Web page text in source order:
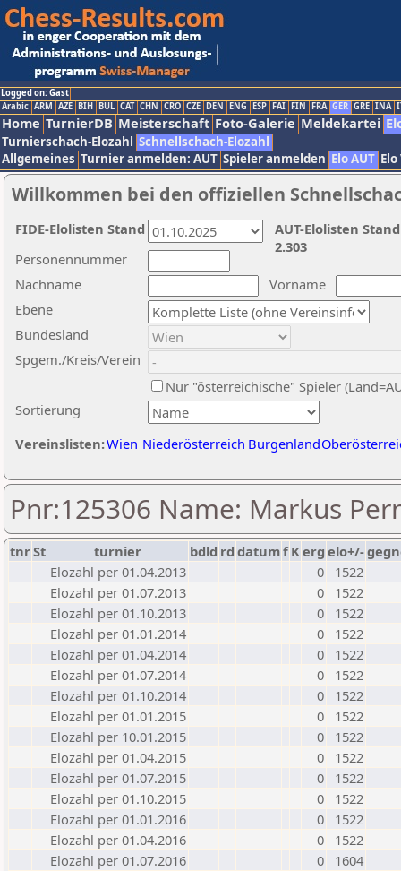
Logged on: Gast
Arabic ARM AZE BIH BUL CAT CHN CRO CZE DEN ENG ESP FAI FIN FRA GER GRE INA
Home TurnierDB Meisterschaft Foto-Galerie Meldekartei
Turnierschach-Elozahl Schnellschach-Elozahl
Allgemeines Turnier anmelden: AUT Spieler anmelden Elo AUT
Willkommen bei den offiziellen
Nachname
Vorname
Ebene
Sortierung
Personennummer
Bundesland
Spgem./Kreis/Verein
Nur "österreichische" Spieler
Vereinslisten:Wien Niederösterreich Burgenland
AUT-Elolisten
2.303
FIDE-Elolisten Stand
Pnr:125306 Name: Markus
tnrSt turnier bdld rd datumf Kerg elo+/-
Elozahl per 01.04.2013
0
1522
Elozahl per 01.07.2013
0
1522
Elozahl per 01.10.2013
0
1522
Elozahl per 01.01.2014
0
1522
Elozahl per 01.04.2014
0
1522
Elozahl per 01.07.2014
0
1522
Elozahl per 01.10.2014
0
1522
Elozahl per 01.01.2015
0
1522
Elozahl per 10.01.2015
0
1522
Elozahl per 01.04.2015
0
1522
Elozahl per 01.07.2015
0
1522
Elozahl per 01.10.2015
0
1522
Elozahl per 01.01.2016
0
1522
Elozahl per 01.04.2016
0
1522
Elozahl per 01.07.2016
0
1604